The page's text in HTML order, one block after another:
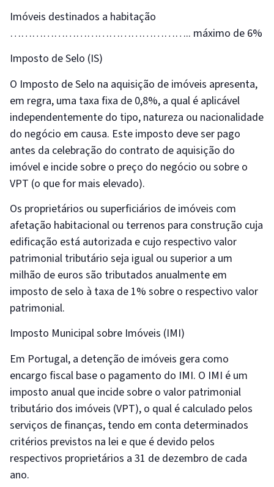
Imóveis destinados a habitação
………………………………………….. máximo de 6%
Imposto de Selo (IS)
O Imposto de Selo na aquisição de imóveis apresenta,
em regra, uma taxa fixa de 0,8%, a qual é aplicável
independentemente do tipo, natureza ou nacionalidade
do negócio em causa. Este imposto deve ser pago
antes da celebração do contrato de aquisição do
imóvel e incide sobre o preço do negócio ou sobre o
VPT (o que for mais elevado).
Os proprietários ou superficiários de imóveis com
afetação habitacional ou terrenos para construção cuja
edificação está autorizada e cujo respectivo valor
patrimonial tributário seja igual ou superior a um
milhão de euros são tributados anualmente em
imposto de selo à taxa de 1% sobre o respectivo valor
patrimonial.
Imposto Municipal sobre Imóveis (IMI)
Em Portugal, a detenção de imóveis gera como
encargo fiscal base o pagamento do IMI. O IMI é um
imposto anual que incide sobre o valor patrimonial
tributário dos imóveis (VPT), o qual é calculado pelos
serviços de finanças, tendo em conta determinados
critérios previstos na lei e que é devido pelos
respectivos proprietários a 31 de dezembro de cada
ano.